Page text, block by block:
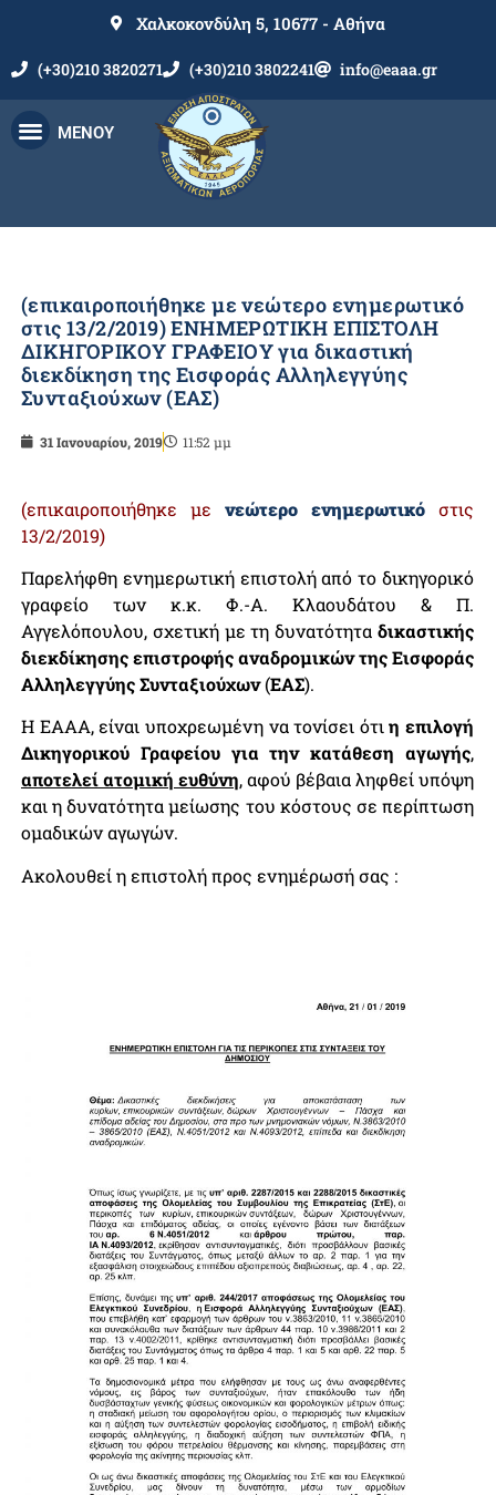
Χαλκοκονδύλη 5, 10677 - Αθήνα
(+30)210 3820271 (+30)210 3802241 info@eaaa.gr
ΜΕΝΟΥ
(επικαιροποιήθηκε με νεώτερο ενημερωτικό
στις 13/2/2019) ΕΝΗΜΕΡΩΤΙΚΗ ΕΠΙΣΤΟΛΗ
ΔΙΚΗΓΟΡΙΚΟΥ ΓΡΑΦΕΙΟΥ για δικαστική
διεκδίκηση της Εισφοράς Αλληλεγγύης
Συνταξιούχων (ΕΑΣ)
31 Ιανουαρίου, 2019 11:52 μμ
(επικαιροποιήθηκε με νεώτερο ενημερωτικό στις
13/2/2019)
Παρελήφθη ενημερωτική επιστολή από το δικηγορικό
γραφείο των κ.κ. Φ.-Α. Κλαουδάτου & Π.
Αγγελόπουλου, σχετική με τη δυνατότητα δικαστικής
διεκδίκησης επιστροφής αναδρομικών της Εισφοράς
Αλληλεγγύης Συνταξιούχων(ΕΑΣ).
Η ΕΑΑΑ, είναι υποχρεωμένη να τονίσει ότιη επιλογή
Δικηγορικού Γραφείου για την κατάθεση αγωγής,
αποτελεί ατομική ευθύνη, αφού βέβαια ληφθεί υπόψη
και η δυνατότητα μείωσης του κόστους σε περίπτωση
ομαδικών αγωγών.
Ακολουθεί η επιστολή προς ενημέρωσή σας :